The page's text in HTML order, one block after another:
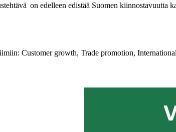
on edelleen edistää Suomen kiinnostavuutta
Customer growth, Trade promotion,